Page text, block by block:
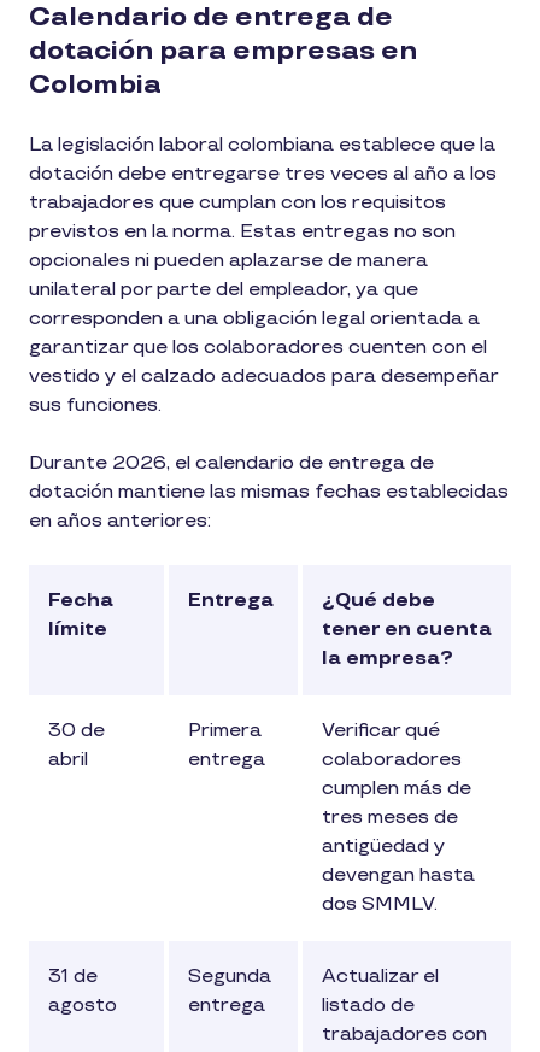
Calendario de entrega de
dotación para empresas en
Colombia
La legislación laboral colombiana establece que la
dotación debe entregarse tres veces al año a los
trabajadores que cumplan con los requisitos
previstos en la norma. Estas entregas no son
opcionales ni pueden aplazarse de manera
unilateral por parte del empleador, ya que
corresponden a una obligación legal orientada a
garantizar que los colaboradores cuenten con el
vestido y el calzado adecuados para desempeñar
sus funciones.
Durante 2026, el calendario de entrega de
dotación mantiene las mismas fechas establecidas
en años anteriores:
Fecha
límite
Entrega
¿Qué debe
tener en cuenta
la empresa?
30 de
abril
Primera
entrega
Verificar qué
colaboradores
cumplen más de
tres meses de
antigüedad y
devengan hasta
dos SMMLV.
31 de
agosto
Segunda
entrega
Actualizar el
listado de
trabajadores con